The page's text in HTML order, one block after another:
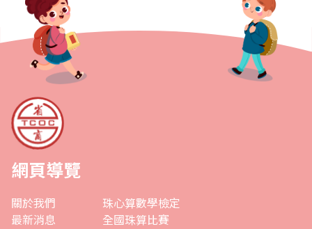
網頁導覽
關於我們
最新消息
珠心算數學檢定
全國珠算比賽